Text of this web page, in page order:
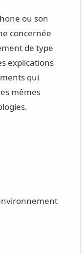
ou son
concernée
de type
explications
qui
mêmes